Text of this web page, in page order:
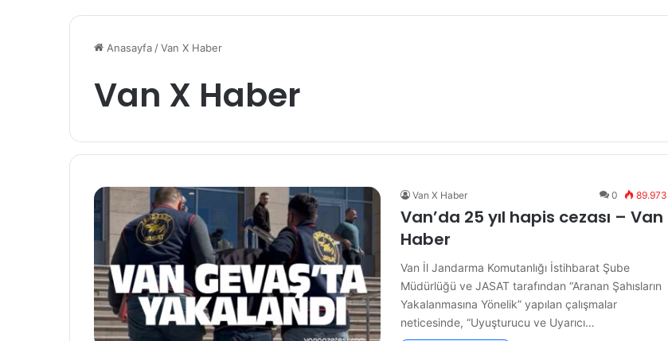
Anasayfa /Van X Haber
Van X Haber
Van X Haber 0 89.973
Van’da 25 yıl hapis cezası – Van
Haber
Van İl Jandarma Komutanlığı İstihbarat Şube
Müdürlüğü ve JASAT tarafından “Aranan Şahısların
Yakalanmasına Yönelik” yapılan çalışmalar
neticesinde, “Uyuşturucu ve Uyarıcı…